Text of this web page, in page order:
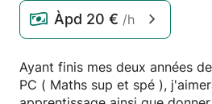
Àpd 20 € /h
Ayant finis mes deux années
PC ( Maths sup et spé ),